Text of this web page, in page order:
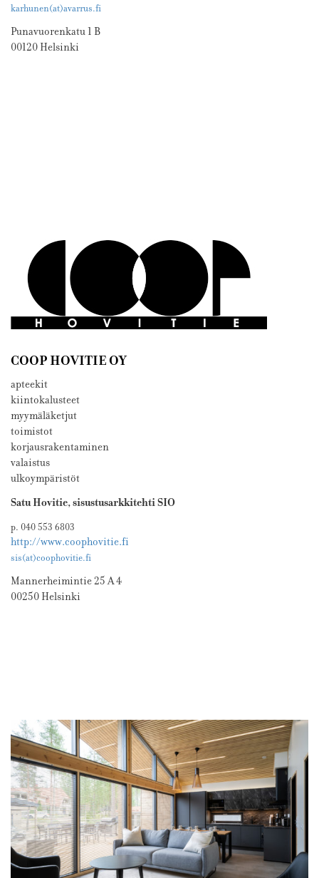
karhunen(at)avarrus.fi
Punavuorenkatu 1 B
00120 Helsinki
COOP HOVITIE OY
apteekit
kiintokalusteet
myymäläketjut
toimistot
korjausrakentaminen
valaistus
ulkoympäristöt
Satu Hovitie, sisustusarkkitehti SIO
p. 040 553 6803
http://www.coophovitie.fi
sis(at)coophovitie.fi
Mannerheimintie 25 A 4
00250 Helsinki